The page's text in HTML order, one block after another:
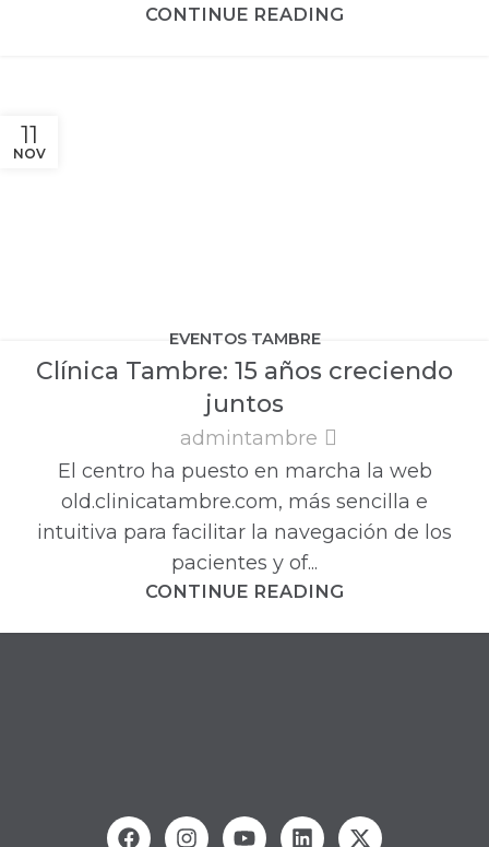
CONTINUE READING
11
NOV
EVENTOS TAMBRE
Clínica Tambre: 15 años creciendo
juntos
admintambre
El centro ha puesto en marcha la web
old.clinicatambre.com, más sencilla e
intuitiva para facilitar la navegación de los
pacientes y of...
CONTINUE READING